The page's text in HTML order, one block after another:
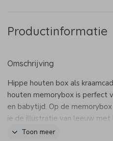
Productinformatie
Omschrijving
Hippe houten box als
houten memorybox is perfect
en babytijd. Op de
je de illustratie van leeuw met
Toon meer